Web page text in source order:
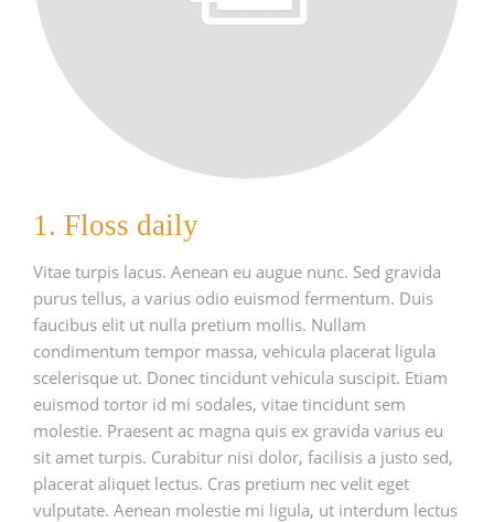
1. Floss daily
Vitae turpis lacus. Aenean eu augue nunc. Sed gravida
purus tellus, a varius odio euismod fermentum. Duis
faucibus elit ut nulla pretium mollis. Nullam
condimentum tempor massa, vehicula placerat ligula
scelerisque ut. Donec tincidunt vehicula suscipit. Etiam
euismod tortor id mi sodales, vitae tincidunt sem
molestie. Praesent ac magna quis ex gravida varius eu
sit amet turpis. Curabitur nisi dolor, facilisis a justo sed,
placerat aliquet lectus. Cras pretium nec velit eget
vulputate. Aenean molestie mi ligula, ut interdum lectus